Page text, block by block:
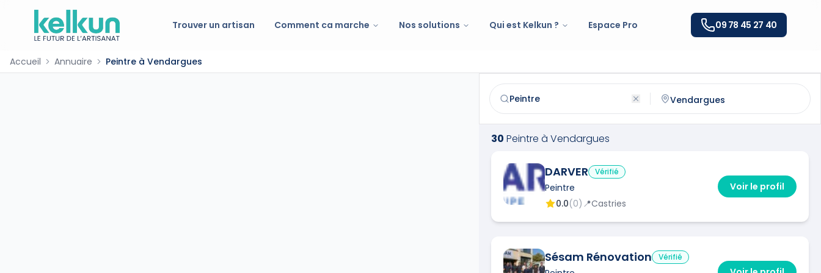
Trouver un artisan Comment ca marche Nos solutions Qui est Kelkun ? Espace Pro 09 78 45 27 40
Accueil Annuaire Peintre à Vendargues
Trouvez et contactez un
peintrequalifié à Vendargues
30 Peintre à Vendargues
DARVER Vérifié
Peintre
0.0(0) 📍Castries
Voir le profil
Sésam Rénovation Vérifié